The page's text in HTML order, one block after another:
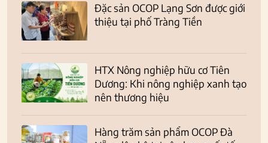
Đặc sản OCOP Lạng Sơn được giới
thiệu tại phố Tràng Tiền
HTX Nông nghiệp hữu cơ Tiên
Dương: Khi nông nghiệp xanh tạo
nên thương hiệu
Hàng trăm sản phẩm OCOP Đà